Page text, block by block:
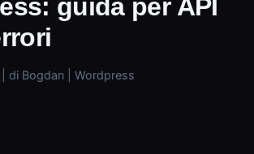
guida per API
di Bogdan Wordpress